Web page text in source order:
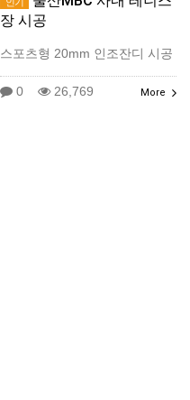
장 시공
스포츠형 20mm 인조잔디 시공
0 26,769 More